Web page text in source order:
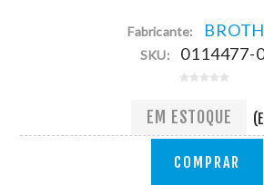
Fabricante:
SKU: 0114477-
EM ESTOQUE
COMPRAR